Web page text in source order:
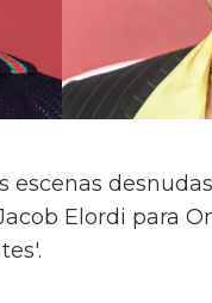
escenas
Elordi para